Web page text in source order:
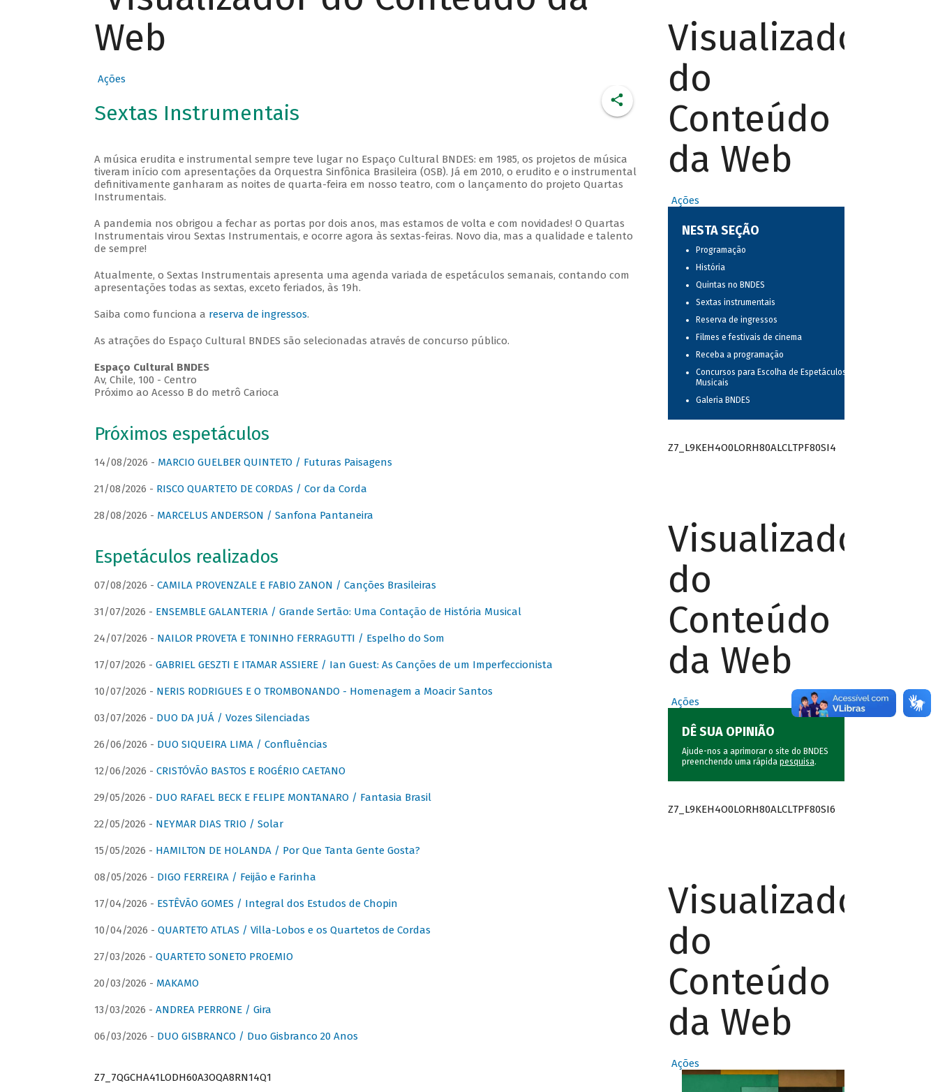
Web
Ações
Sextas Instrumentais
A música erudita e instrumental sempre teve lugar no Espaço Cultural BNDES: em 1985, os projetos de música
tiveram início com apresentações da Orquestra Sinfônica Brasileira (OSB). Já em 2010, o erudito e o instrumental
definitivamente ganharam as noites de quarta-feira em nosso teatro, com o lançamento do projeto Quartas
Instrumentais.
A pandemia nos obrigou a fechar as portas por dois anos, mas estamos de volta e com novidades! O Quartas
Instrumentais virou Sextas Instrumentais, e ocorre agora às sextas-feiras. Novo dia, mas a qualidade e talento
de sempre!
Atualmente, o Sextas Instrumentais apresenta uma agenda variada de espetáculos semanais, contando com
apresentações todas as sextas, exceto feriados, às 19h.
Saiba como funciona a reserva de ingressos.
As atrações do Espaço Cultural BNDES são selecionadas através de concurso público.
Espaço Cultural BNDES
Av, Chile, 100 - Centro
Próximo ao Acesso B do metrô Carioca
Próximos espetáculos
14/08/2026 - MARCIO GUELBER QUINTETO / Futuras Paisagens
21/08/2026 - RISCO QUARTETO DE CORDAS / Cor da Corda
28/08/2026 - MARCELUS ANDERSON / Sanfona Pantaneira
Espetáculos realizados
07/08/2026 - CAMILA PROVENZALE E FABIO ZANON / Canções Brasileiras
31/07/2026 - ENSEMBLE GALANTERIA / Grande Sertão: Uma Contação de História Musical
24/07/2026 - NAILOR PROVETA E TONINHO FERRAGUTTI / Espelho do Som
17/07/2026 - GABRIEL GESZTI E ITAMAR ASSIERE / Ian Guest: As Canções de um Imperfeccionista
10/07/2026 - NERIS RODRIGUES E O TROMBONANDO - Homenagem a Moacir Santos
03/07/2026 - DUO DA JUÁ / Vozes Silenciadas
26/06/2026 - DUO SIQUEIRA LIMA / Confluências
12/06/2026 - CRISTÓVÃO BASTOS E ROGÉRIO CAETANO
29/05/2026 - DUO RAFAEL BECK E FELIPE MONTANARO / Fantasia Brasil
22/05/2026 - NEYMAR DIAS TRIO / Solar
15/05/2026 - HAMILTON DE HOLANDA / Por Que Tanta Gente Gosta?
08/05/2026 - DIGO FERREIRA / Feijão e Farinha
17/04/2026 - ESTÊVÃO GOMES / Integral dos Estudos de Chopin
10/04/2026 - QUARTETO ATLAS / Villa-Lobos e os Quartetos de Cordas
27/03/2026 - QUARTETO SONETO PROEMIO
20/03/2026 - MAKAMO
13/03/2026 - ANDREA PERRONE / Gira
06/03/2026 - DUO GISBRANCO / Duo Gisbranco 20 Anos
Z7_7QGCHA41LODH60A3OQA8RN14Q1
Visualizador
do
Conteúdo
da Web
Ações
NESTA SEÇÃO
Programação
História
Quintas no BNDES
Sextas instrumentais
Reserva de ingressos
Filmes e festivais de cinema
Receba a programação
Concursos para Escolha de Espetáculos
Musicais
Galeria BNDES
Z7_L9KEH4O0LORH80ALCLTPF80SI4
Visualizador
do
Conteúdo
da Web
Ações
DÊ SUA OPINIÃO
Ajude-nos a aprimorar o site do BNDES
preenchendo uma rápida pesquisa.
Z7_L9KEH4O0LORH80ALCLTPF80SI6
Visualizador
do
Conteúdo
da Web
Ações